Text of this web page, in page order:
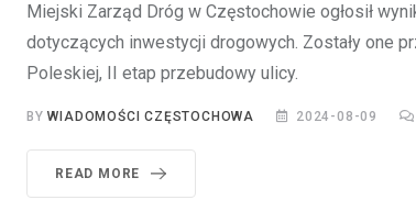
Miejski Zarząd Dróg w Częstochowie ogłosił
dotyczących inwestycji drogowych. Zostały one
Poleskiej, II etap przebudowy ulicy.
BYWIADOMOŚCI CZĘSTOCHOWA 2024-08-09
READ MORE